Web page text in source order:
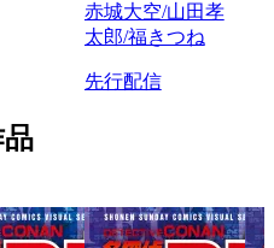
赤城大空/山田孝
太郎/福きつね
先行配信